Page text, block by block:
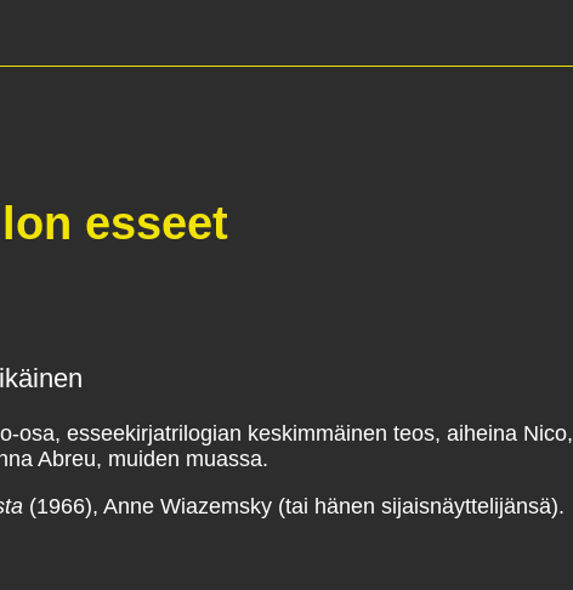
esseet
osa, esseekirjatrilogian keskimmäinen teos, aiheina Nico,
Abreu, muiden muassa.
(1966), Anne Wiazemsky (tai hänen sijaisnäyttelijänsä).